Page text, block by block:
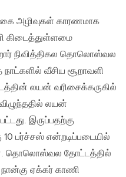
அழிவுகள் காரணமாக
கிடைத்துள்ளமை
நிவித்திகல தொலொஸ்வல
வீசிய சூறாவளி
லயன் வரிசைக்கருகில்
லயன்
இருப்பதற்கு
10 பர்ச்சஸ் என்றடிப்படையில்
தொலொஸ்வல தோட்டத்தில்
ஏக்கர் காணி